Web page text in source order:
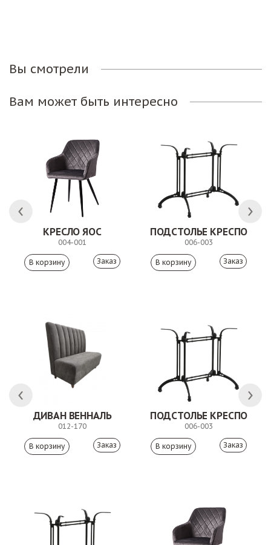
Вы смотрели
Вам может быть интересно
КРЕСЛО ЯОС
004-001
Заказ
ПОДСТОЛЬЕ КРЕСПО
006-003
Заказ
ДИВАН ВЕННАЛЬ
012-170
Заказ
ПОДСТОЛЬЕ КРЕСПО
006-003
Заказ